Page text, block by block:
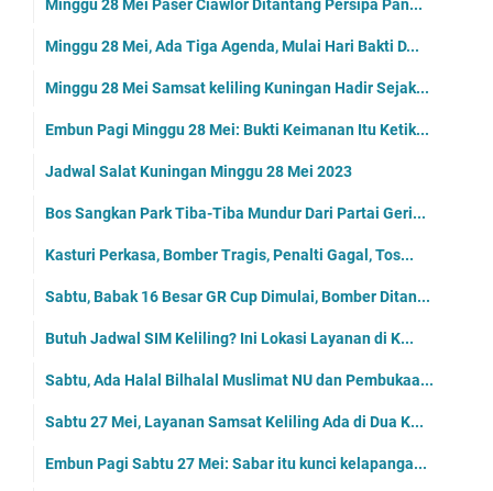
Minggu 28 Mei Paser Ciawlor Ditantang Persipa Pan...
Minggu 28 Mei, Ada Tiga Agenda, Mulai Hari Bakti D...
Minggu 28 Mei Samsat keliling Kuningan Hadir Sejak...
Embun Pagi Minggu 28 Mei: Bukti Keimanan Itu Ketik...
Jadwal Salat Kuningan Minggu 28 Mei 2023
Bos Sangkan Park Tiba-Tiba Mundur Dari Partai Geri...
Kasturi Perkasa, Bomber Tragis, Penalti Gagal, Tos...
Sabtu, Babak 16 Besar GR Cup Dimulai, Bomber Ditan...
Butuh Jadwal SIM Keliling? Ini Lokasi Layanan di K...
Sabtu, Ada Halal Bilhalal Muslimat NU dan Pembukaa...
Sabtu 27 Mei, Layanan Samsat Keliling Ada di Dua K...
Embun Pagi Sabtu 27 Mei: Sabar itu kunci kelapanga...